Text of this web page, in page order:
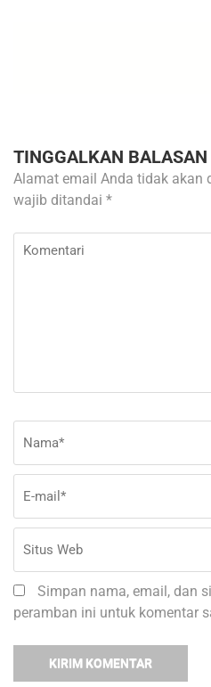
TINGGALKAN BALASAN
Alamat email Anda tidak akan
wajib ditandai *
Komentari
Simpan nama, email, dan
peramban ini untuk komentar